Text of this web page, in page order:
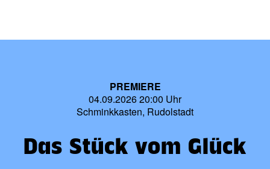
PREMIERE
04.09.2026 20:00 Uhr
Schminkkasten, Rudolstadt
Das Stück vom Glück